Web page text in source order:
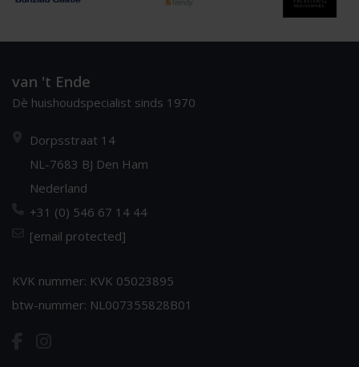
van 't Ende
Dè huishoudspecialist sinds 1970
Dorpsstraat 14
NL-7683 BJ Den Ham
Nederland
+31 (0) 546 67 14 44
[email protected]
KVK nummer: KVK 05023895
btw-nummer: NL007355828B01